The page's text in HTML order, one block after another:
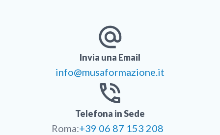
Invia una Email
info@musaformazione.it
Telefona in Sede
Roma:+39 06 87 153 208